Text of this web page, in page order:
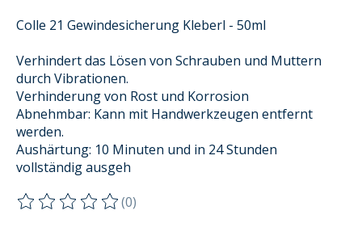
Colle 21 Gewindesicherung Kleberl - 50ml
Verhindert das Lösen von Schrauben und Muttern
durch Vibrationen.
Verhinderung von Rost und Korrosion
Abnehmbar: Kann mit Handwerkzeugen entfernt
werden.
Aushärtung: 10 Minuten und in 24 Stunden
vollständig ausgeh
Die Bewertung dieses Produkts ist
(0)